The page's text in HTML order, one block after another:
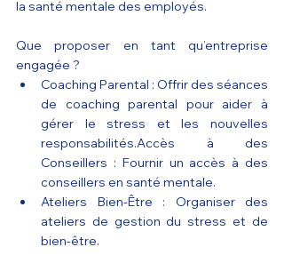
la santé mentale des employés.
Que proposer en tant qu’entreprise
engagée ?
Coaching Parental : Offrir des séances
de coaching parental pour aider à
gérer le stress et les nouvelles
responsabilités.Accès à des
Conseillers : Fournir un accès à des
conseillers en santé mentale.
Ateliers Bien-Être : Organiser des
ateliers de gestion du stress et de
bien-être.